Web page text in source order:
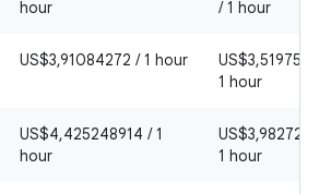
hour
/ 1 hour
US$3,91084272 / 1 hour
1 hour
US$4,425248914 / 1
hour
1 hour